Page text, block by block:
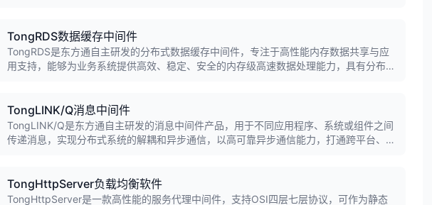
TongRDS数据缓存中间件
TongRDS是东方通自主研发的分布式数据缓存中间件，专注于高性能内存数据共享与应
用支持，能够为业务系统提供高效、稳定、安全的内存级高速数据处理能力，具有分布式
TongLINK/Q消息中间件
TongLINK/Q是东方通自主研发的消息中间件产品，用于不同应用程序、系统或组件之间
传递消息，实现分布式系统的解耦和异步通信，以高可靠异步通信能力，打通跨平台、跨
TongHttpServer负载均衡软件
TongHttpServer是一款高性能的服务代理中间件，支持OSI四层七层协议，可作为静态